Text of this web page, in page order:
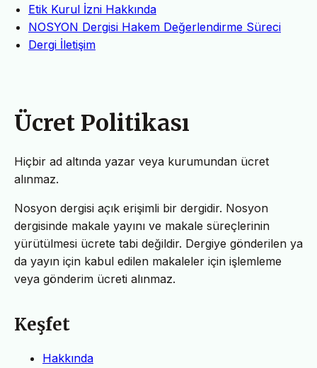
Etik Kurul İzni Hakkında
NOSYON Dergisi Hakem Değerlendirme Süreci
Dergi İletişim
Ücret Politikası
Hiçbir ad altında yazar veya kurumundan ücret
alınmaz.
Nosyon dergisi açık erişimli bir dergidir. Nosyon
dergisinde makale yayını ve makale süreçlerinin
yürütülmesi ücrete tabi değildir. Dergiye gönderilen ya
da yayın için kabul edilen makaleler için işlemleme
veya gönderim ücreti alınmaz.
Keşfet
Hakkında